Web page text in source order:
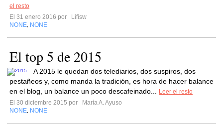
el resto
El 31 enero 2016 por
Lifisw
NONE NONE
El top 5 de 2015
A 2015 le quedan dos telediarios, dos suspiros, dos
pestañeos y, como manda la tradición, es hora de hacer balance
en el blog, un balance un poco descafeinado...
Leer el resto
El 30 diciembre 2015 por
María A. Ayuso
NONE NONE